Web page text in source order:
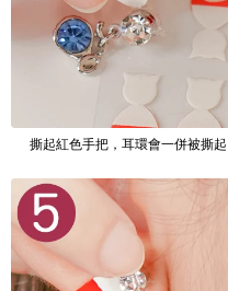
撕起紅色手把，耳環會一併被撕起